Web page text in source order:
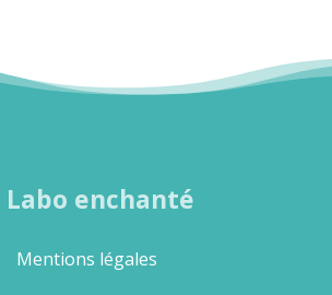
Labo enchanté
Mentions légales